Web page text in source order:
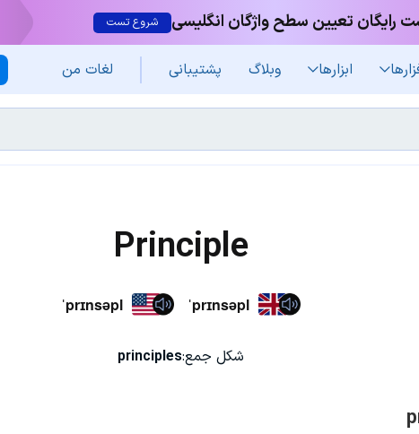
رایگان تعیین سطح واژگان انگلیسی شروع تست
ابزارها وبلاگ پشتیبانی لغات من
Principle
ˈprɪnsəpl ˈprɪnsəpl
شکل جمع:principles